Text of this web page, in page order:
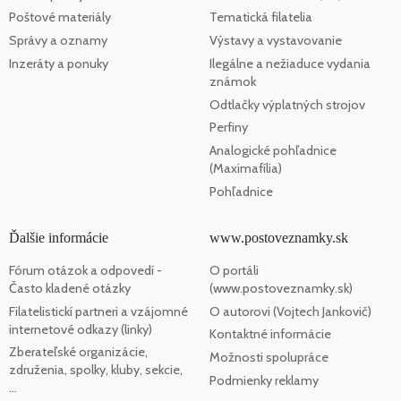
Poštové materiály
Správy a oznamy
Inzeráty a ponuky
Tematická filatelia
Výstavy a vystavovanie
Ilegálne a nežiaduce vydania
známok
Odtlačky výplatných strojov
Perfiny
Analogické pohľadnice
(Maximafília)
Pohľadnice
Ďalšie informácie
Fórum otázok a odpovedí -
Často kladené otázky
Filatelistickí partneri a vzájomné
internetové odkazy (linky)
Zberateľské organizácie,
združenia, spolky, kluby, sekcie,
...
www.postoveznamky.sk
O portáli
(www.postoveznamky.sk)
O autorovi (Vojtech Jankovič)
Kontaktné informácie
Možnosti spolupráce
Podmienky reklamy